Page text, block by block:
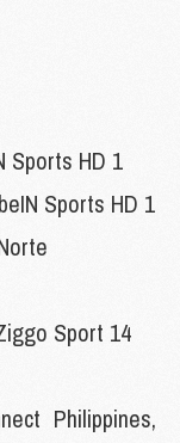
Sports HD 1
Sports HD 1
Sport 14
Philippines,